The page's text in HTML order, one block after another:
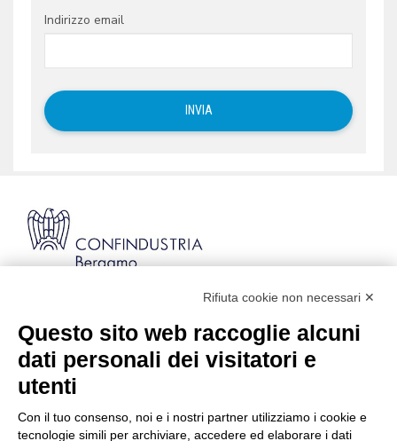
Indirizzo email
Codice Fiscale: 80021750163 | PEC:
info@pec.confindustriabergamo.it
CONFINDUSTRIA BERGAMO
Rifiuta cookie non necessari ✕
Questo sito web raccoglie alcuni
dati personali dei visitatori e
utenti
Con il tuo consenso, noi e i nostri partner utilizziamo i cookie e
tecnologie simili per archiviare, accedere ed elaborare i dati